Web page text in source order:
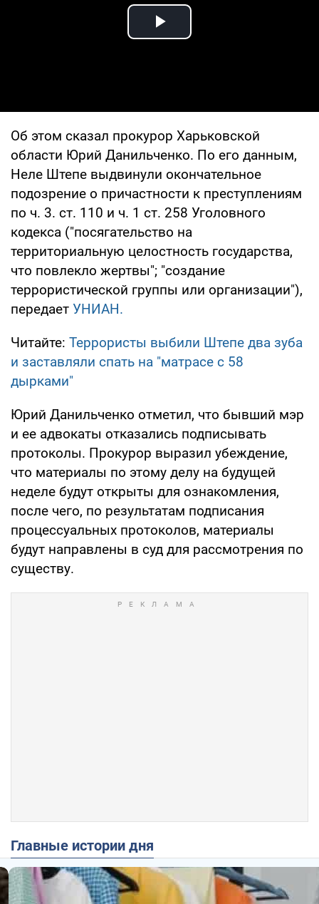
Play Video
Об этом сказал прокурор Харьковской
области Юрий Данильченко. По его данным,
Неле Штепе выдвинули окончательное
подозрение о причастности к преступлениям
по ч. 3. ст. 110 и ч. 1 ст. 258 Уголовного
кодекса ("посягательство на
территориальную целостность государства,
что повлекло жертвы"; "создание
террористической группы или организации"),
передает УНИАН.
Читайте: Террористы выбили Штепе два зуба
и заставляли спать на "матрасе с 58
дырками"
Юрий Данильченко отметил, что бывший мэр
и ее адвокаты отказались подписывать
протоколы. Прокурор выразил убеждение,
что материалы по этому делу на будущей
неделе будут открыты для ознакомления,
после чего, по результатам подписания
процессуальных протоколов, материалы
будут направлены в суд для рассмотрения по
существу.
Главные истории дня